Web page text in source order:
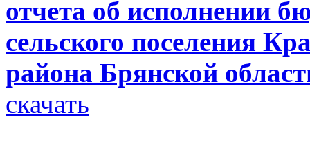
отчета об исполнении
сельского поселения
района Брянской
скачать